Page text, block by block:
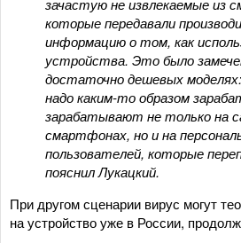
зачастую не извлекаемые из
которые передавали
информацию о том, как
устройства. Это было
достаточно дешевых
надо каким-то образом
зарабатывают не только на
смартфонах, но и на
пользователей, которые
пояснил Лукацкий.
При другом сценарии вирус могут
на устройство уже в России,